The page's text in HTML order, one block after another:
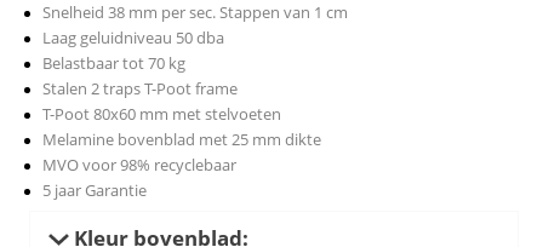
Snelheid 38 mm per sec. Stappen van 1 cm
Laag geluidniveau 50 dba
Belastbaar tot 70 kg
Stalen 2 traps T-Poot frame
T-Poot 80x60 mm met stelvoeten
Melamine bovenblad met 25 mm dikte
MVO voor 98% recyclebaar
5 jaar Garantie
Kleur bovenblad: